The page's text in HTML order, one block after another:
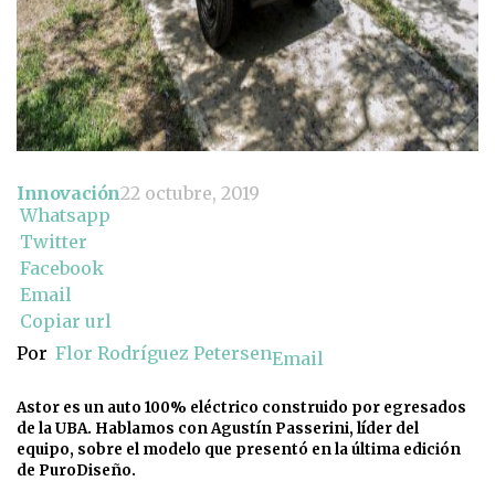
Innovación22 octubre, 2019
Whatsapp
Twitter
Facebook
Email
Copiar url
Por Flor Rodríguez PetersenEmail
Astor es un auto 100% eléctrico construido por egresados
de la UBA. Hablamos con Agustín Passerini, líder del
equipo, sobre el modelo que presentó en la última edición
de PuroDiseño.